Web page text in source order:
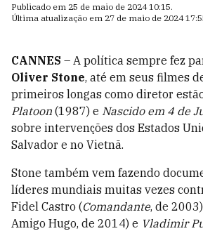
Publicado em 25 de maio de 2024 10:15.
Última atualização em 27 de maio de 2024
CANNES – A política sempre fez
Oliver Stone, até em seus filmes
primeiros longas como diretor
Platoon (1987) e Nascido em 4 de
sobre intervenções dos Estados
Salvador e no Vietnã.
Stone também vem fazendo
líderes mundiais muitas vezes
Fidel Castro (Comandante, de
Amigo Hugo, de 2014) e Vladimir